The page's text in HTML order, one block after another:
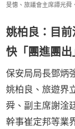
旻憓、旅議會主席譚光舜
姚柏良：目
快「團進團出
保安局局長鄧炳
姚柏良、旅遊界
舜、副主席謝淦
幹事崔定邦等業